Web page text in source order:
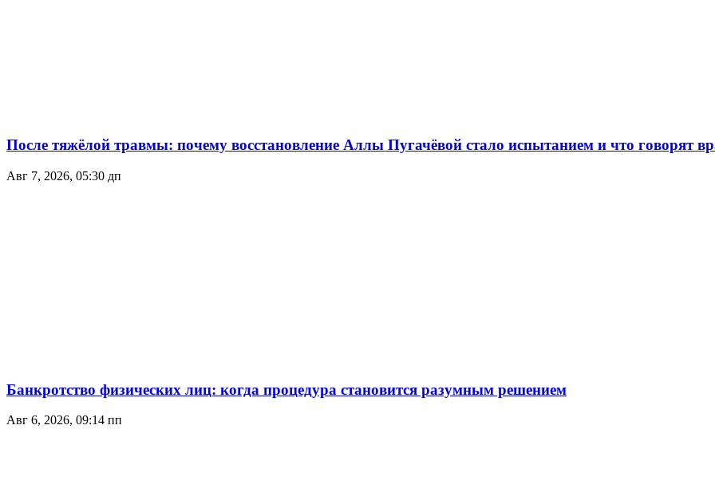
После тяжёлой травмы: почему восстановление Аллы Пугачёвой стало испытанием и что говорят
Авг 7, 2026, 05:30 дп
Банкротство физических лиц: когда процедура становится разумным решением
Авг 6, 2026, 09:14 пп